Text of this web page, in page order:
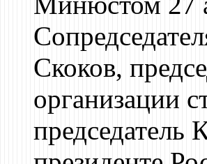
Скоков,
организации
председатель